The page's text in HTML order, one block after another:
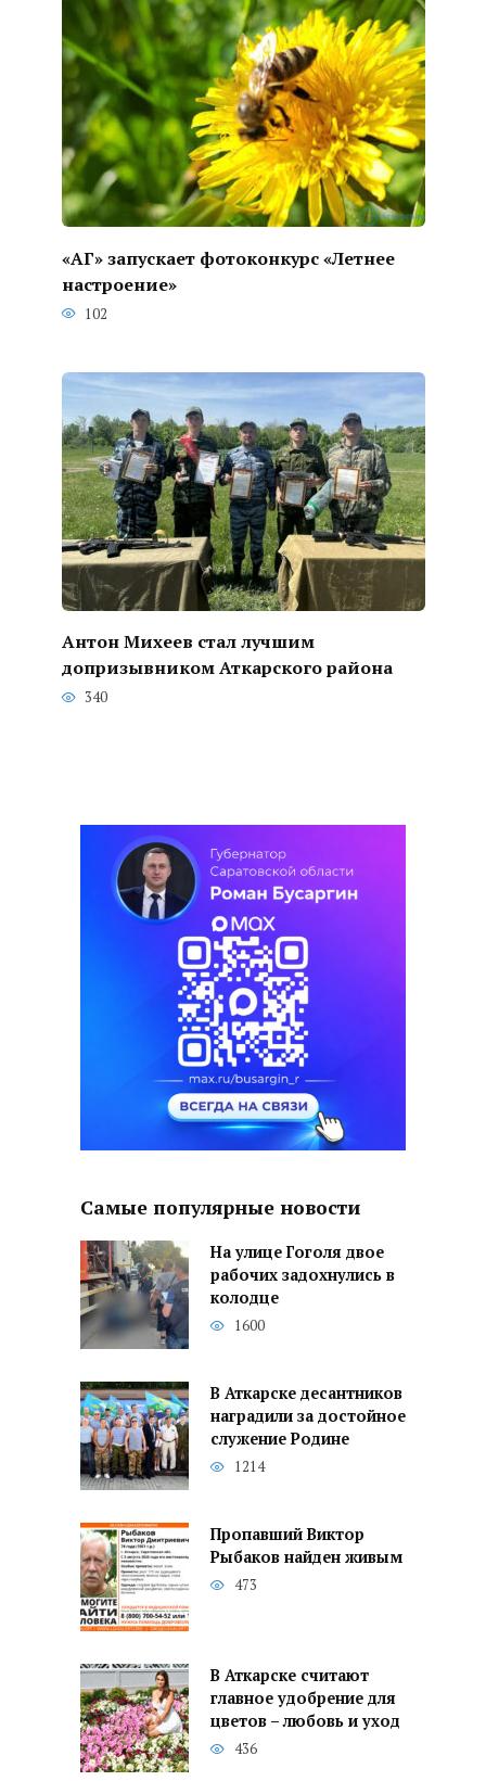
«АГ» запускает фотоконкурс «Летнее
настроение»
102
Антон Михеев стал лучшим
допризывником Аткарского района
340
Самые популярные новости
На улице Гоголя двое
рабочих задохнулись в
колодце
1600
В Аткарске десантников
наградили за достойное
служение Родине
1214
Пропавший Виктор
Рыбаков найден живым
473
В Аткарске считают
главное удобрение для
цветов – любовь и уход
436